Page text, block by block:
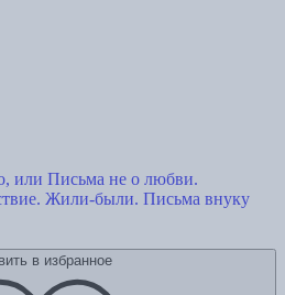
или Письма не о любви.
Жили-были. Письма внуку
в избранное